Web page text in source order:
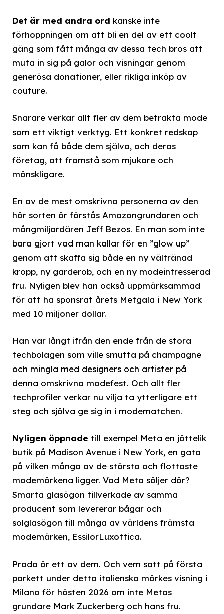
Det är med andra ord kanske inte
förhoppningen om att bli en del av ett coolt
gäng som fått många av dessa tech bros att
muta in sig på galor och visningar genom
generösa donationer, eller rikliga inköp av
couture.
Snarare verkar allt fler av dem betrakta mode
som ett viktigt verktyg. Ett konkret redskap
som kan få både dem själva, och deras
företag, att framstå som mjukare och
mänskligare.
En av de mest omskrivna personerna av den
här sorten är förstås Amazongrundaren och
mångmiljardären Jeff Bezos. En man som inte
bara gjort vad man kallar för en ”glow up”
genom att skaffa sig både en ny vältränad
kropp, ny garderob, och en ny modeintresserad
fru. Nyligen blev han också uppmärksammad
för att ha sponsrat årets Metgala i New York
med 10 miljoner dollar.
Han var långt ifrån den ende från de stora
techbolagen som ville smutta på champagne
och mingla med designers och artister på
denna omskrivna modefest. Och allt fler
techprofiler verkar nu vilja ta ytterligare ett
steg och själva ge sig in i modematchen.
Nyligen öppnade till exempel Meta en jättelik
butik på Madison Avenue i New York, en gata
på vilken många av de största och flottaste
modemärkena ligger. Vad Meta säljer där?
Smarta glasögon tillverkade av samma
producent som levererar bågar och
solglasögon till många av världens främsta
modemärken, EssilorLuxottica.
Prada är ett av dem. Och vem satt på första
parkett under detta italienska märkes visning i
Milano för hösten 2026 om inte Metas
grundare Mark Zuckerberg och hans fru.